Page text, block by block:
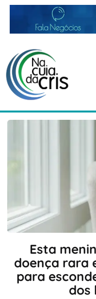
Esta
doença rara
para
dos